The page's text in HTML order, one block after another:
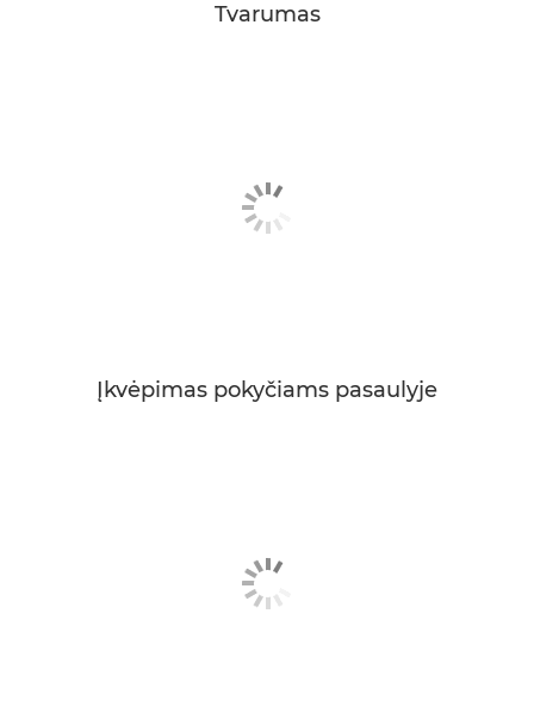
Tvarumas
Įkvėpimas pokyčiams pasaulyje